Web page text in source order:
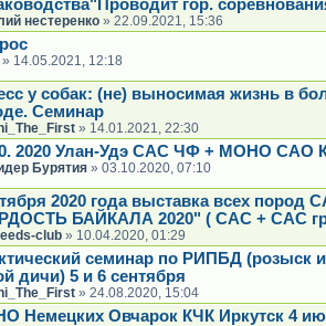
гор.
нестеренко» 22.09.2021, 15:36
» 14.05.2021, 12:18
у собак: (не) выносимая жизнь в
Семинар
» 14.01.2021, 22:30
2020 Улан-Удэ САС ЧФ + МОНО САО
Бурятия» 03.10.2020, 07:10
2020 года выставка всех пород
БАЙКАЛА 2020" ( САС + CAC
club» 10.04.2020, 01:29
семинар по РИПБД (розыск
дичи) 5 и 6 сентября
» 24.08.2020, 15:04
Немецких Овчарок КЧК Иркутск 4